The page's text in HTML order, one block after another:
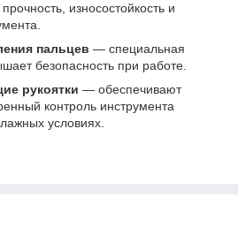
износостойкость и
пальцев — специальная
безопасность при работе.
рукоятки — обеспечивают
контроль инструмента
условиях.